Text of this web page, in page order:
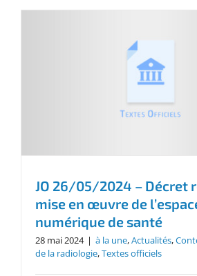
JO 26/05/2024 – Décret
mise en œuvre de
numérique de santé
28 mai 2024 | à la une,Actualités,
de la radiologie,Textes officiels